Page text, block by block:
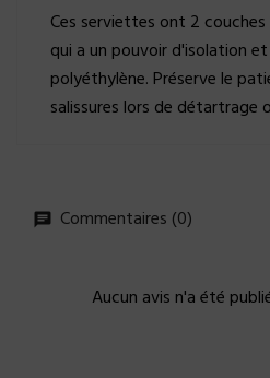
Ces serviettes ont 2
qui a un pouvoir d'isolation
polyéthylène. Préserve le
salissures lors de détartrage
Commentaires (0)
Aucun avis n'a été